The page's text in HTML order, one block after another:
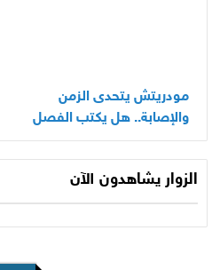
مودريتش يتحدى الزمن
والإصابة.. هل يكتب الفصل
الأخير في أسطورته
المونديالية؟
الزوار يشاهدون الآن